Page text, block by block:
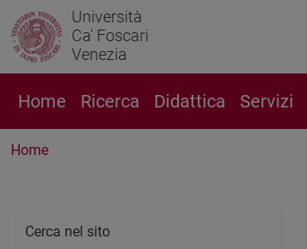
Università
Ca' Foscari
Venezia
Home Ricerca Didattica Servizi
Home
Cerca nel sito